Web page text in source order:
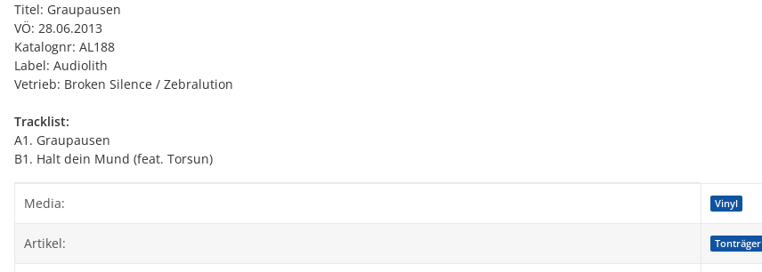
Titel: Graupausen
VÖ: 28.06.2013
Katalognr: AL188
Label: Audiolith
Vetrieb: Broken Silence / Zebralution
Tracklist:
A1. Graupausen
B1. Halt dein Mund (feat. Torsun)
Produkteigenschaft
Wert
Media: Vinyl
Artikel: Tonträger